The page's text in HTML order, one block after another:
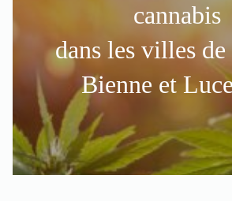
cannabis
dans les villes de
Bienne et